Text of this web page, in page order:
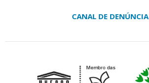
CANAL DE DENÚNCIA